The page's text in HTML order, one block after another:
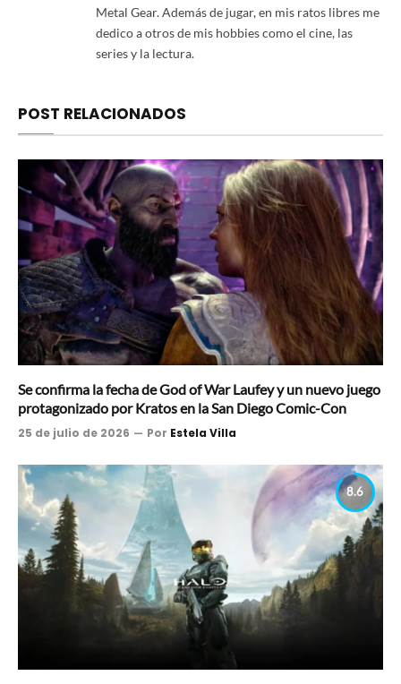
Metal Gear. Además de jugar, en mis ratos libres me
dedico a otros de mis hobbies como el cine, las
series y la lectura.
POST RELACIONADOS
Se confirma la fecha de God of War Laufey y un nuevo juego
protagonizado por Kratos en la San Diego Comic-Con
25 de julio de 2026 Por Estela Villa
8.6